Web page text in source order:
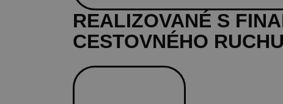
REALIZOVANÉ S
CESTOVNÉHO